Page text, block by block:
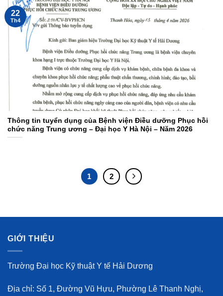
Thông tin tuyển dụng của Bệnh viện Điều dưỡng Phục hồi
chức năng Trung ương – Đại học Y Hà Nội – Năm 2026
22
Th4
1 2
GIỚI THIỆU
Trường Đại học Kỹ thuật Y tế Hải Dương
Địa chỉ: Số 1, Đường Vũ Hựu, Phường Lê Thanh Nghị,